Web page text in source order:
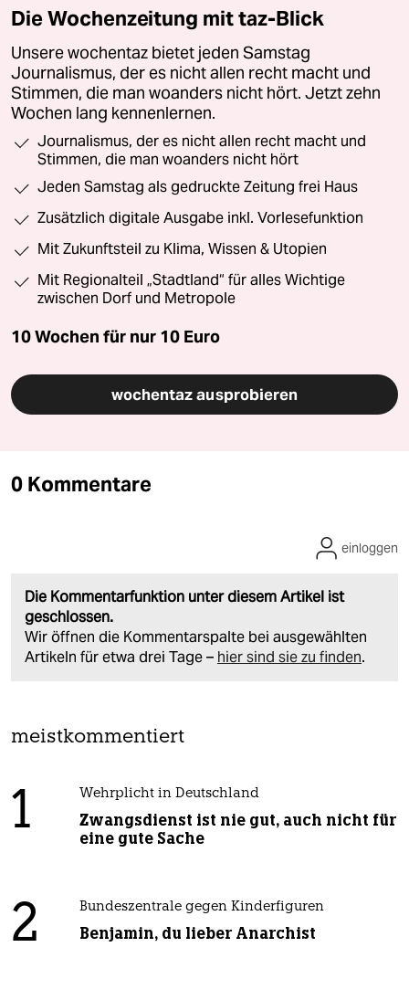
Die Wochenzeitung mit taz-Blick
Unsere wochentaz bietet jeden Samstag
Journalismus, der es nicht allen recht macht und
Stimmen, die man woanders nicht hört. Jetzt zehn
Wochen lang kennenlernen.
Journalismus, der es nicht allen recht macht und
Stimmen, die man woanders nicht hört
Jeden Samstag als gedruckte Zeitung frei Haus
Zusätzlich digitale Ausgabe inkl. Vorlesefunktion
Mit Zukunftsteil zu Klima, Wissen & Utopien
Mit Regionalteil „Stadtland“ für alles Wichtige
zwischen Dorf und Metropole
10 Wochen für nur 10 Euro
wochentaz ausprobieren
0 Kommentare
Die Kommentarfunktion unter diesem Artikel ist
geschlossen.
Wir öffnen die Kommentarspalte bei ausgewählten
Artikeln für etwa drei Tage – hier sind sie zu finden.
einloggen
meistkommentiert
1 Wehrplicht in Deutschland
Zwangsdienst ist nie gut, auch nicht für
eine gute Sache
2 Bundeszentrale gegen Kinderfiguren
Benjamin, du lieber Anarchist